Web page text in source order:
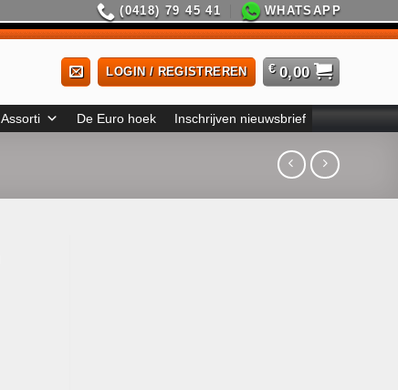
(0418) 79 45 41 WHATSAPP
LOGIN / REGISTREREN € 0,00
Assorti De Euro hoek Inschrijven nieuwsbrief